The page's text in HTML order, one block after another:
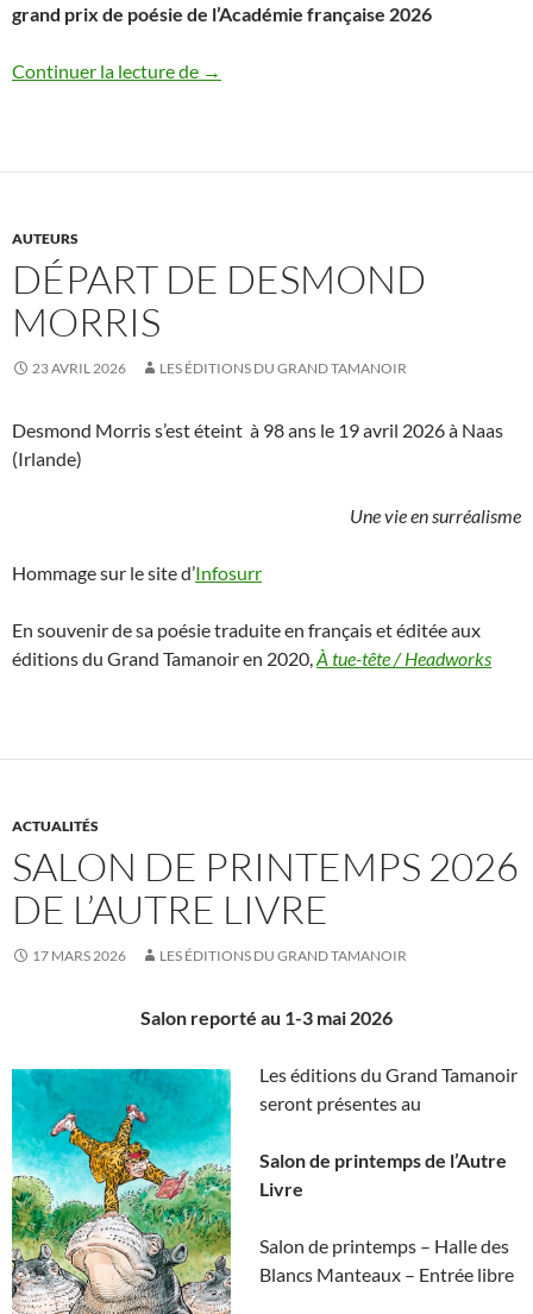
grand prix de poésie de l’Académie française 2026
Continuer la lecture de Prix pour Christian Bernard
→
AUTEURS
DÉPART DE DESMOND
MORRIS
23 AVRIL 2026 LES ÉDITIONS DU GRAND TAMANOIR
Desmond Morris s’est éteint à 98 ans le 19 avril 2026 à Naas
(Irlande)
Une vie en surréalisme
Hommage sur le site d’Infosurr
En souvenir de sa poésie traduite en français et éditée aux
éditions du Grand Tamanoir en 2020,À tue-tête / Headworks
ACTUALITÉS
SALON DE PRINTEMPS 2026
DE L’AUTRE LIVRE
17 MARS 2026 LES ÉDITIONS DU GRAND TAMANOIR
Salon reporté au 1-3 mai 2026
Les éditions du Grand Tamanoir
seront présentes au
Salon de printemps de l’Autre
Livre
Salon de printemps – Halle des
Blancs Manteaux – Entrée libre